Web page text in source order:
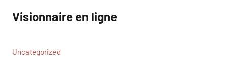
contenu
Visionnaire en ligne
Uncategorized